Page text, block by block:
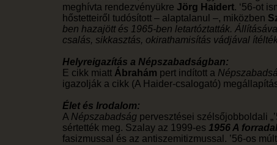
meghívta rendezvényükre Jörg Haidert. ‘56-ot
hőstetteiről tudósított – alaptalanul –, miközben
ben hazajött és 1965-ben letartóztatták.
csalás, sikkasztás, okirathamisítás vádjával
Helyreigazítás a Népszabadságban:
E cikk miatt Ábrahám pert indított a
igazolják a cikk (A Haider-csalogató)
Élet és Irodalom:
A Népszabadság pervesztései szélsőjobboldali
sértették meg. Szalay az 1999-es 1956 A
fasizmussal és az antiszemitizmussal. ’56-os